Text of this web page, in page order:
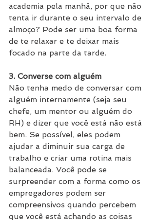
academia pela manhã, por que não
tenta ir durante o seu intervalo de
almoço? Pode ser uma boa forma
de te relaxar e te deixar mais
focado na parte da tarde.
3. Converse com alguém
Não tenha medo de conversar com
alguém internamente (seja seu
chefe, um mentor ou alguém do
RH) e dizer que você está não está
bem. Se possível, eles podem
ajudar a diminuir sua carga de
trabalho e criar uma rotina mais
balanceada. Você pode se
surpreender com a forma como os
empregadores podem ser
compreensivos quando percebem
que você está achando as coisas